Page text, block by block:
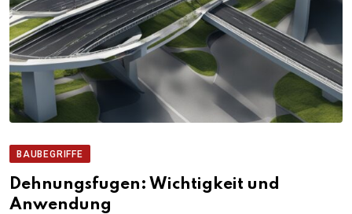
BAUBEGRIFFE
Dehnungsfugen: Wichtigkeit und
Anwendung